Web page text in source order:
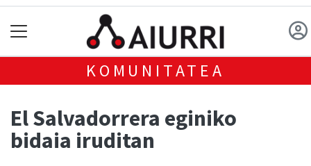
KOMUNITATEA
El Salvadorrera eginiko
bidaia iruditan